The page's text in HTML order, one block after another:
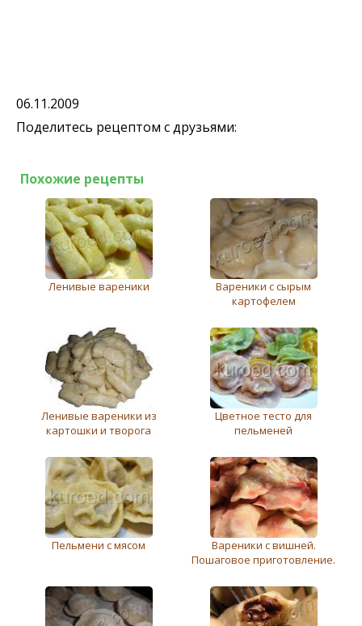
06.11.2009
Поделитесь рецептом с друзьями:
Похожие рецепты
Ленивые вареники
Вареники с сырым
картофелем
Ленивые вареники из
картошки и творога
Цветное тесто для
пельменей
Пельмени с мясом
Вареники с вишней.
Пошаговое приготовление.